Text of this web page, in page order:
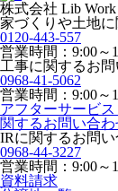
株式会社 Lib Work
家づくりや土地
0120-443-557
営業時間：9:00～
工事に関するお
0968-41-5062
営業時間：9:00～
アフターサービ
関するお問い合わ
IRに関するお問
0968-44-3227
営業時間：9:00～
資料請求